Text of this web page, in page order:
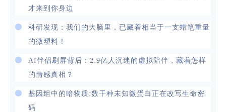
Rev. Neurol. 14, 457–469 (2018),
https://doi.org/10.1038/s41582-018-0032-9.
neurodegenerative disease. Nat. Rev. Neurol. 15,
565–581 (2019), https://doi.org/10.1038/s41582-
019-0244-7.
才来到你身边
科研发现：我们的大脑里，已藏着相当于一支蜡笔重量
的微塑料！
AI伴侣刷屏背后：2.9亿人沉迷的虚拟陪伴，藏着怎样
的情感真相？
基因组中的暗物质:数干种未知微蛋白正在改写生命密
码